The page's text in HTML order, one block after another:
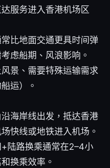
服务进入香港机场区
比地面交通更具时间弹
虑船期、风浪影响。
景、需要特殊运输需求
运）。
海岸线出发，抵达香港
快线或地铁进入机场。
陆路换乘通常在2–4小
换乘效率。